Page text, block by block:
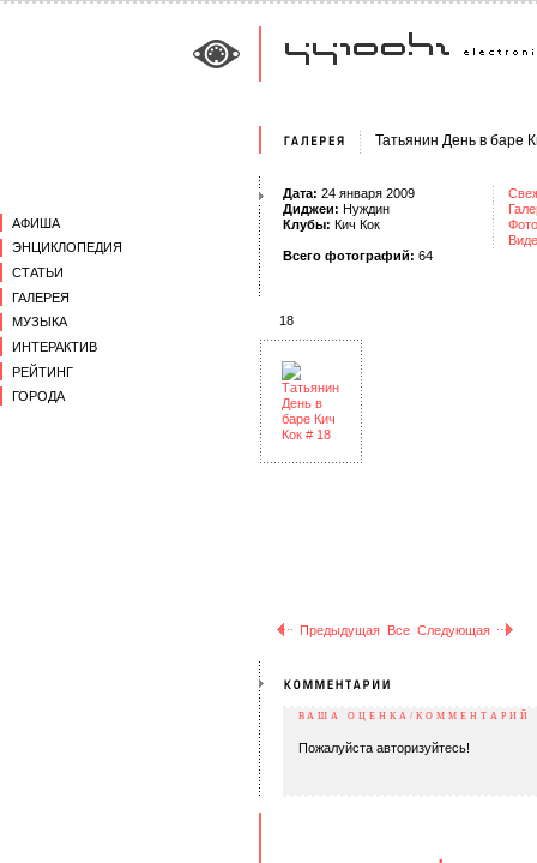
АФИША
ЭНЦИКЛОПЕДИЯ
СТАТЬИ
ГАЛЕРЕЯ
МУЗЫКА
ИНТЕРАКТИВ
РЕЙТИНГ
ГОРОДА
Татьянин День в баре
Дата: 24 января 2009
Диджеи: Нуждин
Клубы: Кич Кок
Всего фотографий: 64
18
Предыдущая Все Следующая
ВАША ОЦЕНКА/КОММЕНТАРИЙ
Пожалуйста авторизуйтесь!